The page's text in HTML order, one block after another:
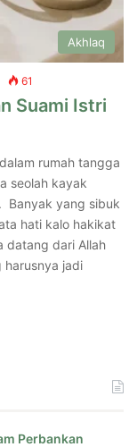
Akhlaq
61
Suami Istri
rumah tangga
seolah kayak
Banyak yang sibuk
hati kalo hakikat
datang dari Allah
Perbankan